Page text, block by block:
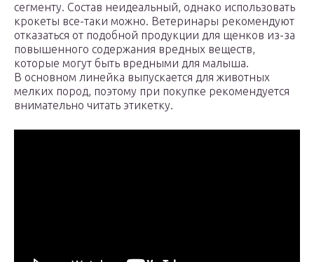
сегменту. Состав неидеальный, однако использовать
крокеты все-таки можно. Ветеринары рекомендуют
отказаться от подобной продукции для щенков из-за
повышенного содержания вредных веществ,
которые могут быть вредными для малыша.
В основном линейка выпускается для животных
мелких пород, поэтому при покупке рекомендуется
внимательно читать этикетку.